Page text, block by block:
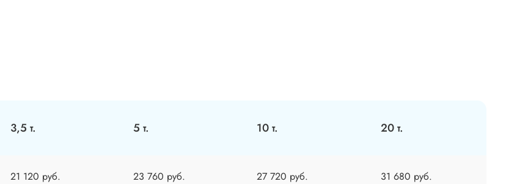
3,5 т. 5 т. 10 т. 20 т.
21 120 руб. 23 760 руб. 27 720 руб. 31 680 руб.